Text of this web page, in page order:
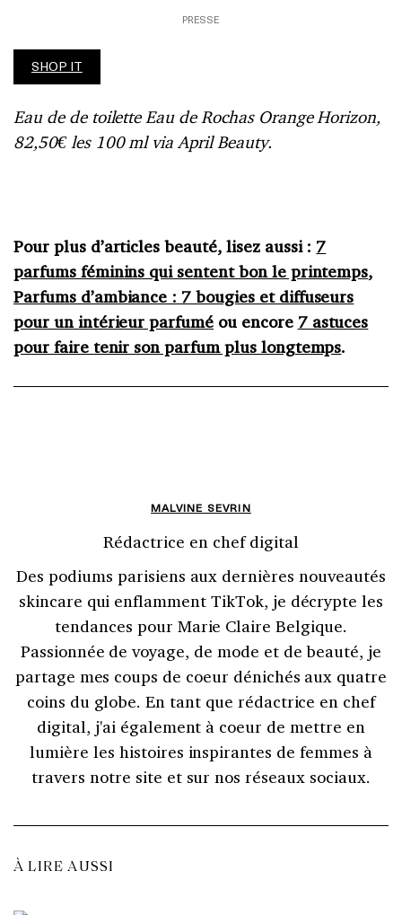
PRESSE
SHOP IT
Eau de de toilette Eau de Rochas Orange Horizon,
82,50€ les 100 ml via April Beauty.
Pour plus d’articles beauté, lisez aussi : 7
parfums féminins qui sentent bon le printemps,
Parfums d’ambiance : 7 bougies et diffuseurs
pour un intérieur parfumé ou encore 7 astuces
pour faire tenir son parfum plus longtemps.
MALVINE SEVRIN
Rédactrice en chef digital
Des podiums parisiens aux dernières nouveautés
skincare qui enflamment TikTok, je décrypte les
tendances pour Marie Claire Belgique.
Passionnée de voyage, de mode et de beauté, je
partage mes coups de coeur dénichés aux quatre
coins du globe. En tant que rédactrice en chef
digital, j'ai également à coeur de mettre en
lumière les histoires inspirantes de femmes à
travers notre site et sur nos réseaux sociaux.
À LIRE AUSSI